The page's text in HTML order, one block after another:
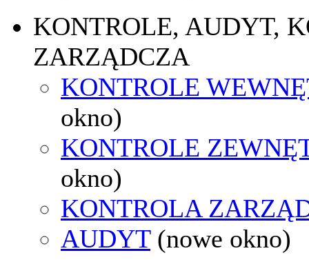
KONTROLE, AUDYT,
ZARZĄDCZA
KONTROLE
okno)
KONTROLE
okno)
KONTROLA
AUDYT (nowe okno)